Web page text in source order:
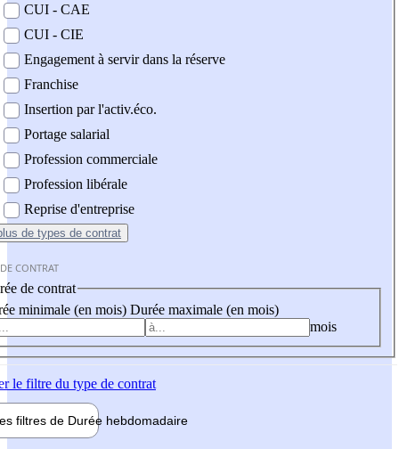
CUI - CAE
CUI - CIE
Engagement à servir dans la réserve
Franchise
Insertion par l'activ.éco.
Portage salarial
Profession commerciale
Profession libérale
Reprise d'entreprise
de types de contrat
CONTRAT
de contrat
minimale (en mois) Durée maximale (en mois)
mois
le filtre du type de contrat
filtres de Durée hebdomadaire